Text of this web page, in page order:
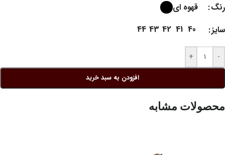
رنگ
قهوه ای
سایز
40
41
42
43
44
-
+
افزودن به سبد خرید
محصولات مشابه